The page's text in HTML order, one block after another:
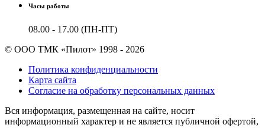
Часы работы
08.00 - 17.00 (ПН-ПТ)
© ООО ТМК «Пилот» 1998 - 2026
Политика конфиденциальности
Карта сайта
Согласие на обработку персональных данных
Вся информация, размещенная на сайте, носит
информационный характер и не является публичной офертой,